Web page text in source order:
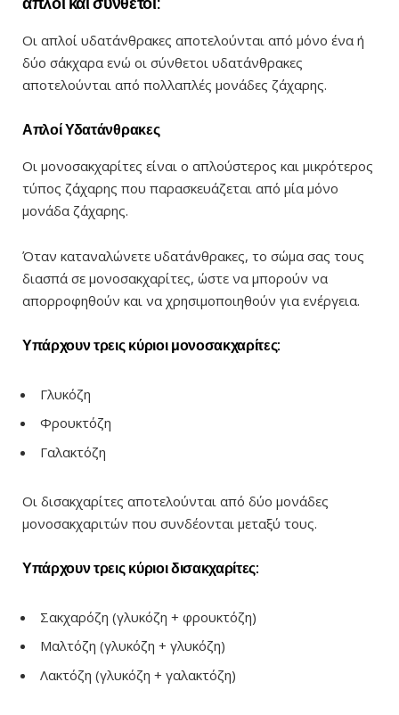
Οι απλοί υδατάνθρακες αποτελούνται από μόνο ένα ή
δύο σάκχαρα ενώ οι σύνθετοι υδατάνθρακες
αποτελούνται από πολλαπλές μονάδες ζάχαρης.
Απλοί Υδατάνθρακες
Οι μονοσακχαρίτες είναι ο απλούστερος και μικρότερος
τύπος ζάχαρης που παρασκευάζεται από μία μόνο
μονάδα ζάχαρης.
Όταν καταναλώνετε υδατάνθρακες, το σώμα σας τους
διασπά σε μονοσακχαρίτες, ώστε να μπορούν να
απορροφηθούν και να χρησιμοποιηθούν για ενέργεια.
Υπάρχουν τρεις κύριοι μονοσακχαρίτες:
Γλυκόζη
Φρουκτόζη
Γαλακτόζη
Οι δισακχαρίτες αποτελούνται από δύο μονάδες
μονοσακχαριτών που συνδέονται μεταξύ τους.
Υπάρχουν τρεις κύριοι δισακχαρίτες:
Σακχαρόζη (γλυκόζη + φρουκτόζη)
Μαλτόζη (γλυκόζη + γλυκόζη)
Λακτόζη (γλυκόζη + γαλακτόζη)